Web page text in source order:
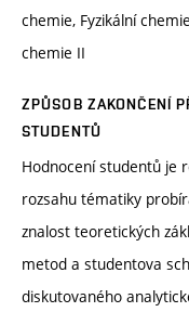
chemie, Fyzikální
chemie II
ZPŮSOB ZAKONČENÍ
STUDENTŮ
Hodnocení studentů je
rozsahu tématiky
znalost teoretických
metod a studentova
diskutovaného